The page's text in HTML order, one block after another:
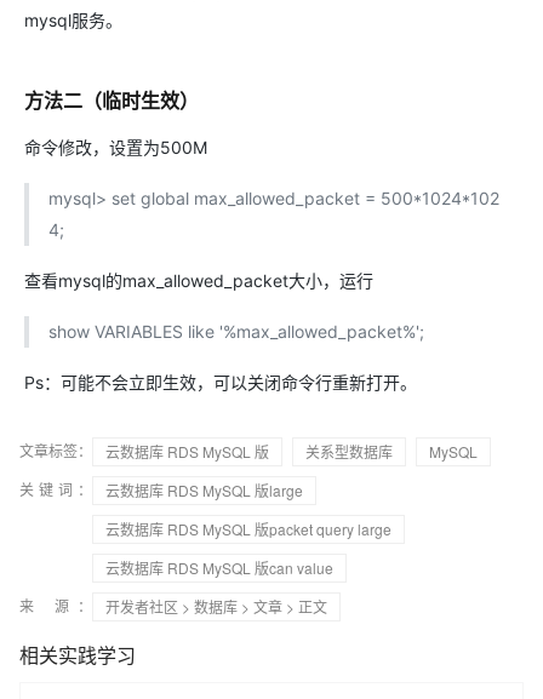
mysql服务。
方法二（临时生效）
命令修改，设置为500M
mysql> set global max_allowed_packet = 500*1024*102
4;
查看mysql的max_allowed_packet大小，运行
show VARIABLES like '%max_allowed_packet%';
Ps：可能不会立即生效，可以关闭命令行重新打开。
文章标签： 云数据库 RDS MySQL 版 关系型数据库
MySQL
关键词：
云数据库 RDS MySQL 版large
云数据库 RDS MySQL 版packet query large
云数据库 RDS MySQL 版can value
来 源：
开发者社区 > 数据库 > 文章 > 正文
相关实践学习